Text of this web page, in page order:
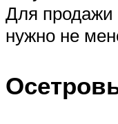
Для продажи
нужно не